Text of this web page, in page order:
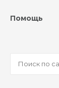
Помощь